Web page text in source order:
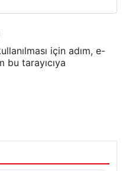
için adım, e-
bu tarayıcıya